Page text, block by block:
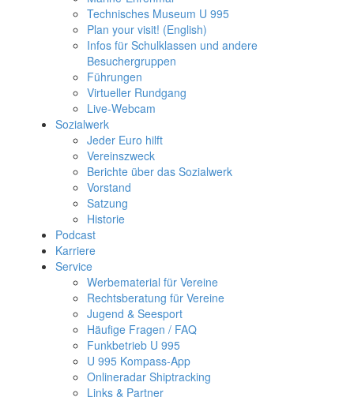
Technisches Museum U 995
Plan your visit! (English)
Infos für Schulklassen und andere
Besuchergruppen
Führungen
Virtueller Rundgang
Live-Webcam
Sozialwerk
Jeder Euro hilft
Vereinszweck
Berichte über das Sozialwerk
Vorstand
Satzung
Historie
Podcast
Karriere
Service
Werbematerial für Vereine
Rechtsberatung für Vereine
Jugend & Seesport
Häufige Fragen / FAQ
Funkbetrieb U 995
U 995 Kompass-App
Onlineradar Shiptracking
Links & Partner